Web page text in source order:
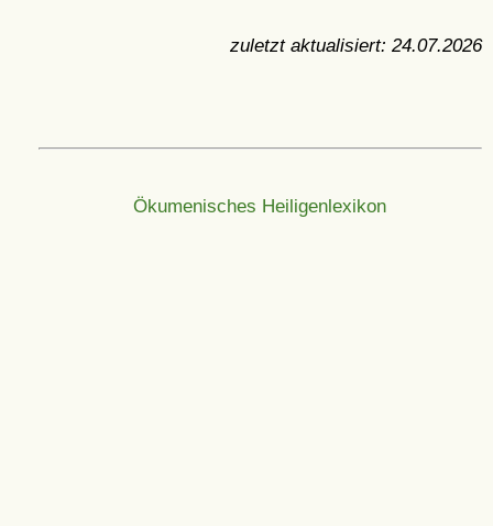
zuletzt aktualisiert: 24.07.2026
Ökumenisches Heiligenlexikon